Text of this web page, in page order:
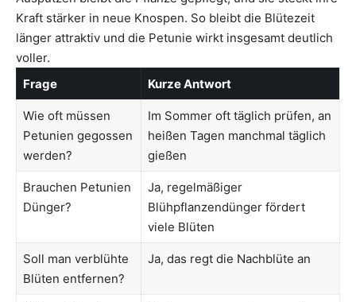
Kraft stärker in neue Knospen. So bleibt die Blütezeit
länger attraktiv und die Petunie wirkt insgesamt deutlich
voller.
Frage
Kurze Antwort
Wie oft müssen
Petunien gegossen
werden?
Im Sommer oft täglich prüfen, an
heißen Tagen manchmal täglich
gießen
Brauchen Petunien
Dünger?
Ja, regelmäßiger
Blühpflanzendünger fördert
viele Blüten
Soll man verblühte
Blüten entfernen?
Ja, das regt die Nachblüte an